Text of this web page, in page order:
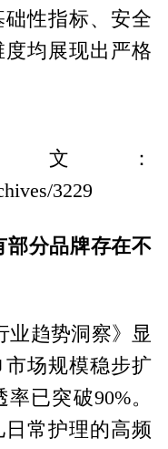
性指标、安全
均展现出严格
文：
3229
分品牌存在不
业趋势洞察》显
场规模稳步扩
已突破90%。
常护理的高频